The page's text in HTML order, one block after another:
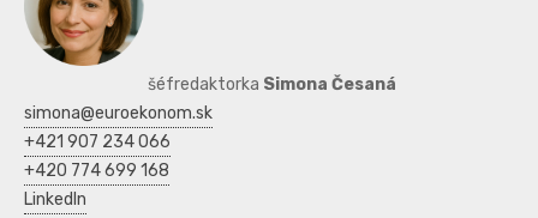
šéfredaktorka Simona Česaná
simona@euroekonom.sk
+421 907 234 066
+420 774 699 168
LinkedIn